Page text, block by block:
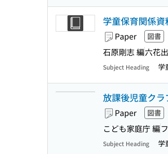
学童保育関係
Paper 図書
石原剛志 編六花
Subject Heading 学
放課後児童クラ
Paper 図書
こども家庭庁 編
Subject Heading 学